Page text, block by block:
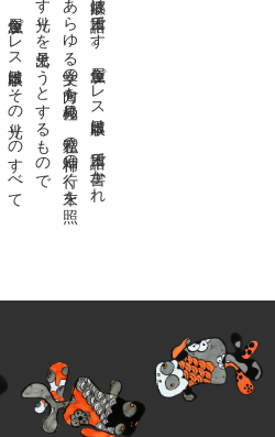
私達の
故郷は
日本語で
す
。
金魚屋プ
レ
ス
日本版は
、
日本語で
書か
れ
る
あ
ら
ゆ
る
文学の
方向を
見極め
、
私達の
精神の
行く
末を
照
ら
す
光り
を
見出そ
う
と
す
る
も
の
で
す
。
金魚屋プ
レ
ス
日本版は
そ
の
光り
の
す
べ
て
を
広義の
文学と
呼び
ま
す